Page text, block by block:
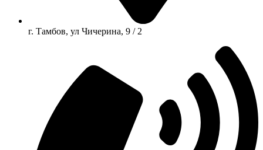
г. Тамбов, ул Чичерина, 9 / 2